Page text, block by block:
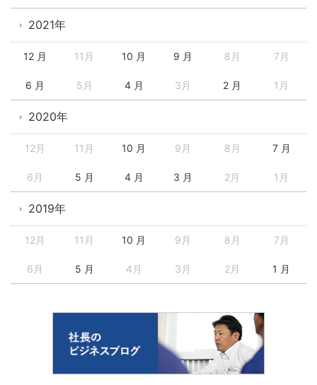
2021年
12 月 11月 10 月 9 月 8月 7月
6 月 5月 4 月 3月 2 月 1月
2020年
12月 11月 10 月 9月 8月 7 月
6月 5 月 4 月 3 月 2月 1月
2019年
12月 11月 10 月 9月 8月 7月
6月 5 月 4月 3月 2月 1 月